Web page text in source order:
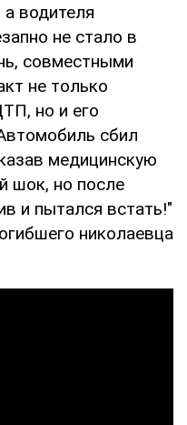
водителя
не стало в
совместными
не только
но и его
сбил
медицинскую
шок, но после
и пытался встать!"
николаевца